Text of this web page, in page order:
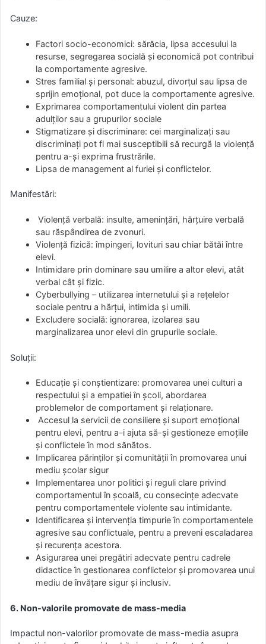
Cauze:
Factori socio-economici: sărăcia, lipsa accesului la
resurse, segregarea socială și economică pot contribui
la comportamente agresive.
Stres familial și personal: abuzul, divorțul sau lipsa de
sprijin emoțional, pot duce la comportamente agresive.
Exprimarea comportamentului violent din partea
adulților sau a grupurilor sociale
Stigmatizare și discriminare: cei marginalizați sau
discriminați pot fi mai susceptibili să recurgă la violență
pentru a-și exprima frustrările.
Lipsa de management al furiei și conflictelor.
Manifestări:
Violență verbală: insulte, amenințări, hărțuire verbală
sau răspândirea de zvonuri.
Violență fizică: împingeri, lovituri sau chiar bătăi între
elevi.
Intimidare prin dominare sau umilire a altor elevi, atât
verbal cât și fizic.
Cyberbullying – utilizarea internetului și a rețelelor
sociale pentru a hărțui, intimida și umili.
Excludere socială: ignorarea, izolarea sau
marginalizarea unor elevi din grupurile sociale.
Soluții:
Educație și conștientizare: promovarea unei culturi a
respectului și a empatiei în școli, abordarea
problemelor de comportament și relaționare.
Accesul la servicii de consiliere și suport emoțional
pentru elevi, pentru a-i ajuta să-și gestioneze emoțiile
și conflictele în mod sănătos.
Implicarea părinților și comunității în promovarea unui
mediu școlar sigur
Implementarea unor politici și reguli clare privind
comportamentul în școală, cu consecințe adecvate
pentru comportamentele violente sau intimidante.
Identificarea și intervenția timpurie în comportamentele
agresive sau conflictuale, pentru a preveni escaladarea
și recurența acestora.
Asigurarea unei pregătiri adecvate pentru cadrele
didactice în gestionarea conflictelor și promovarea unui
mediu de învățare sigur și inclusiv.
6. Non-valorile promovate de mass-media
Impactul non-valorilor promovate de mass-media asupra